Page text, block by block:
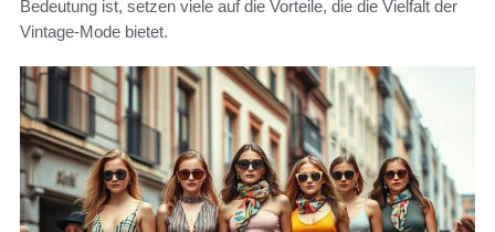
Bedeutung ist, setzen viele auf die Vorteile, die die Vielfalt der
Vintage-Mode bietet.